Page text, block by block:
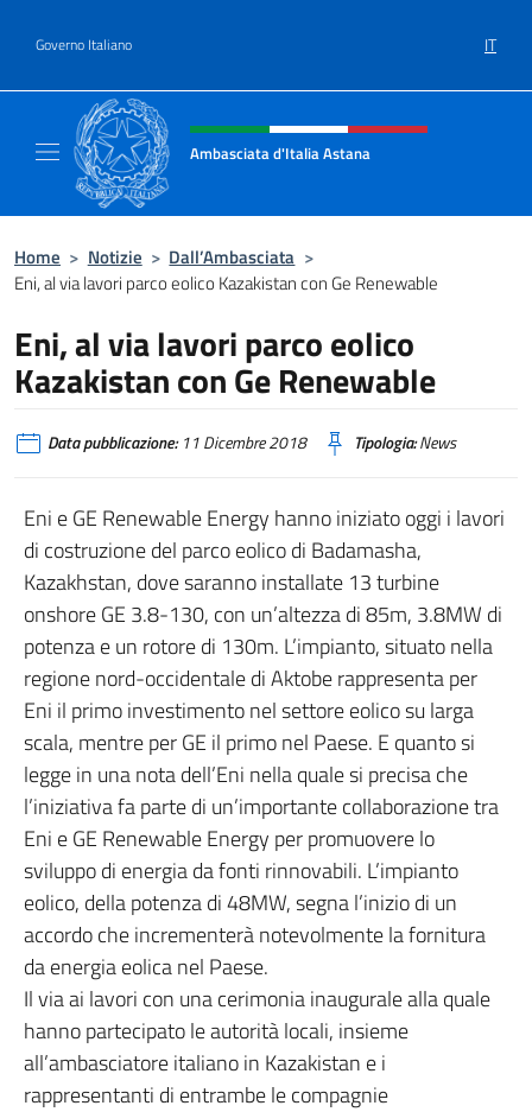
Governo Italiano IT
Intestazione sito, social e menù
Ambasciata d'Italia Astana
Home > Notizie > Dall’Ambasciata >
Eni, al via lavori parco eolico Kazakistan con Ge Renewable
Eni, al via lavori parco eolico
Kazakistan con Ge Renewable
Data pubblicazione:11 Dicembre 2018 Tipologia:News
Eni e GE Renewable Energy hanno iniziato oggi i lavori
di costruzione del parco eolico di Badamasha,
Kazakhstan, dove saranno installate 13 turbine
onshore GE 3.8-130, con un’altezza di 85m, 3.8MW di
potenza e un rotore di 130m. L’impianto, situato nella
regione nord-occidentale di Aktobe rappresenta per
Eni il primo investimento nel settore eolico su larga
scala, mentre per GE il primo nel Paese. E quanto si
legge in una nota dell’Eni nella quale si precisa che
l’iniziativa fa parte di un’importante collaborazione tra
Eni e GE Renewable Energy per promuovere lo
sviluppo di energia da fonti rinnovabili. L’impianto
eolico, della potenza di 48MW, segna l’inizio di un
accordo che incrementerà notevolmente la fornitura
da energia eolica nel Paese.
Il via ai lavori con una cerimonia inaugurale alla quale
hanno partecipato le autorità locali, insieme
all’ambasciatore italiano in Kazakistan e i
rappresentanti di entrambe le compagnie